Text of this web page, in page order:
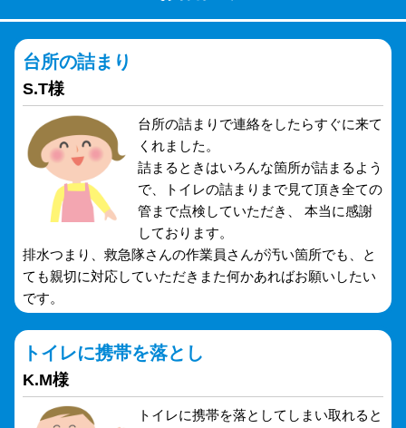
台所の詰まり
S.T様
台所の詰まりで連絡をしたらすぐに来て
くれました。
詰まるときはいろんな箇所が詰まるよう
で、トイレの詰まりまで見て頂き全ての
管まで点検していただき、 本当に感謝
しております。
排水つまり、救急隊さんの作業員さんが汚い箇所でも、と
ても親切に対応していただきまた何かあればお願いしたい
です。
トイレに携帯を落とし
K.M様
トイレに携帯を落としてしまい取れると